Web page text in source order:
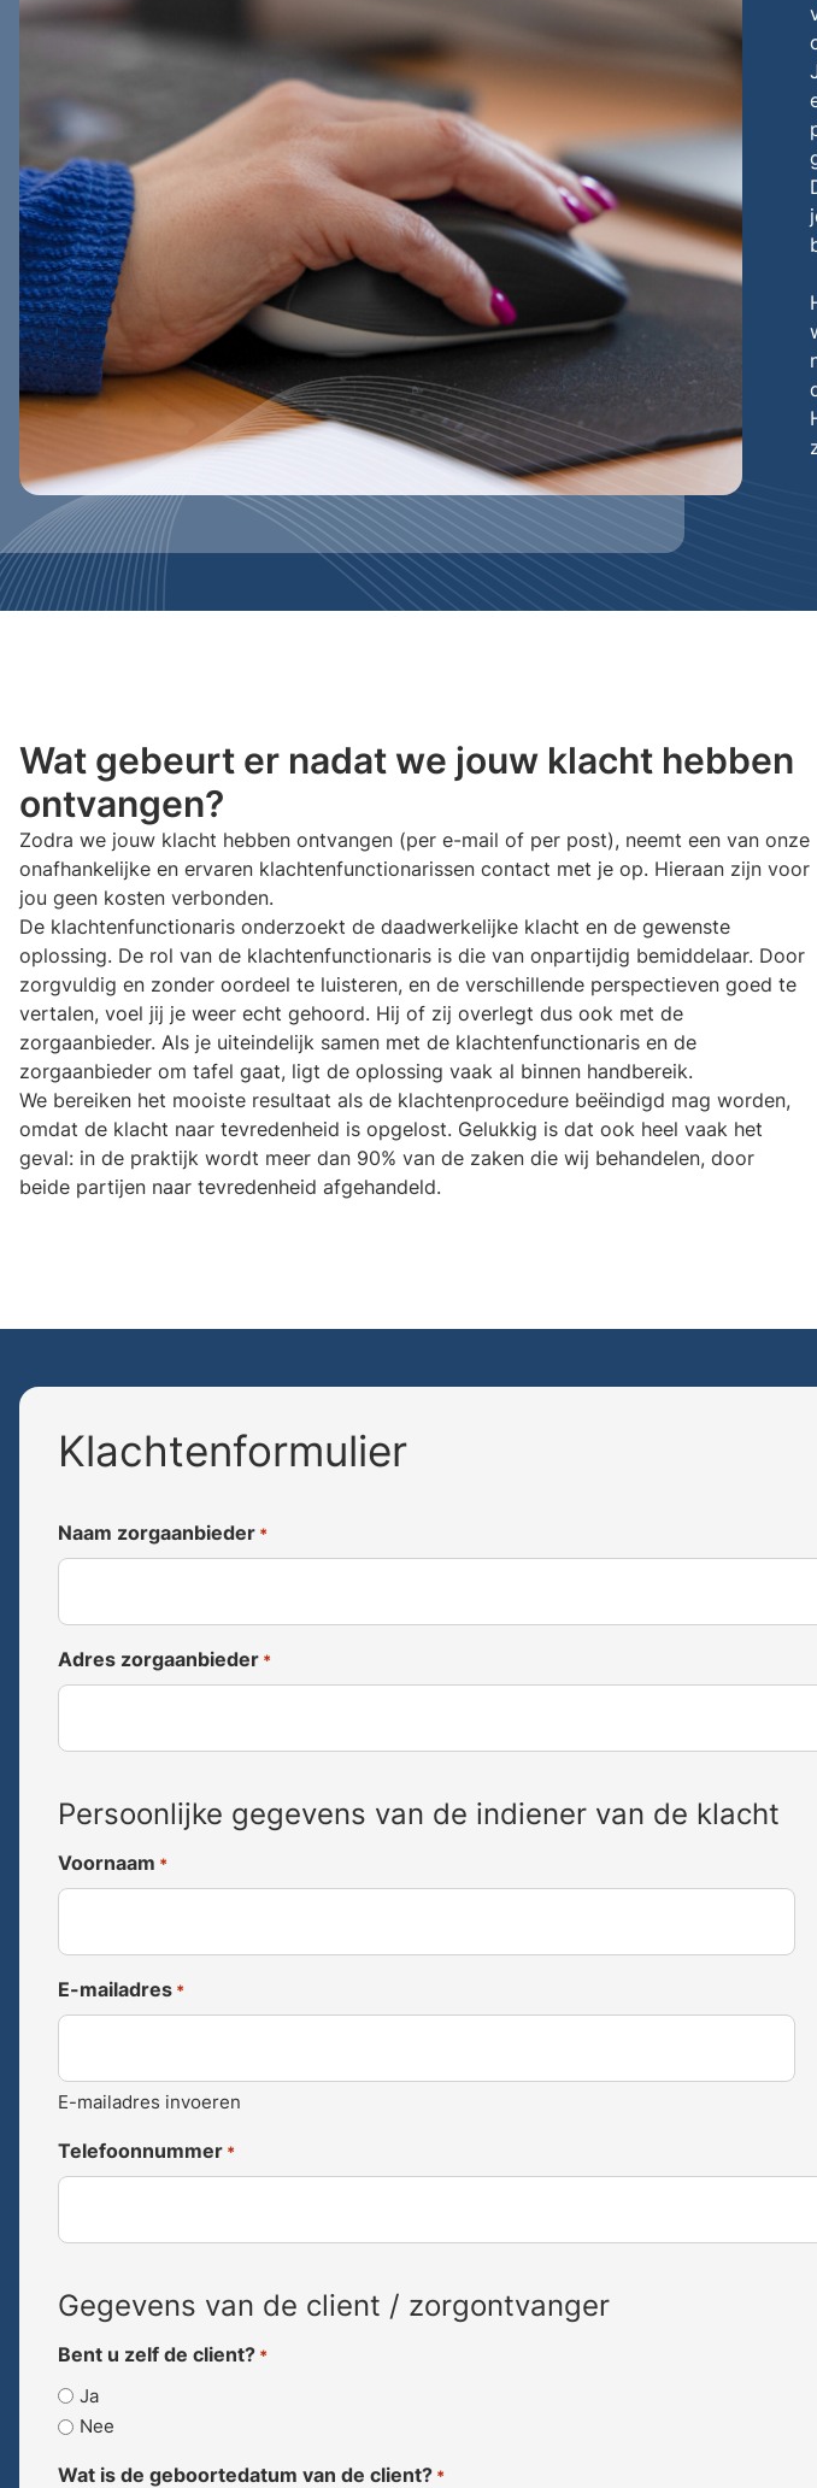
Wat gebeurt er nadat we jouw klacht hebben
ontvangen?
Zodra we jouw klacht hebben ontvangen (per e-mail of per post), neemt een van onze
onafhankelijke en ervaren klachtenfunctionarissen contact met je op. Hieraan zijn voor
jou geen kosten verbonden.
De klachtenfunctionaris onderzoekt de daadwerkelijke klacht en de gewenste
oplossing. De rol van de klachtenfunctionaris is die van onpartijdig bemiddelaar. Door
zorgvuldig en zonder oordeel te luisteren, en de verschillende perspectieven goed te
vertalen, voel jij je weer echt gehoord. Hij of zij overlegt dus ook met de
zorgaanbieder. Als je uiteindelijk samen met de klachtenfunctionaris en de
zorgaanbieder om tafel gaat, ligt de oplossing vaak al binnen handbereik.
We bereiken het mooiste resultaat als de klachtenprocedure beëindigd mag worden,
omdat de klacht naar tevredenheid is opgelost. Gelukkig is dat ook heel vaak het
geval: in de praktijk wordt meer dan 90% van de zaken die wij behandelen, door
beide partijen naar tevredenheid afgehandeld.
Klachtenformulier
Naam zorgaanbieder *
Adres zorgaanbieder *
Persoonlijke gegevens van de indiener van de klacht
Voornaam *
E-mailadres *
E-mailadres invoeren
Telefoonnummer *
Gegevens van de client / zorgontvanger
Bent u zelf de client? *
Ja
Nee
Wat is de geboortedatum van de client? *